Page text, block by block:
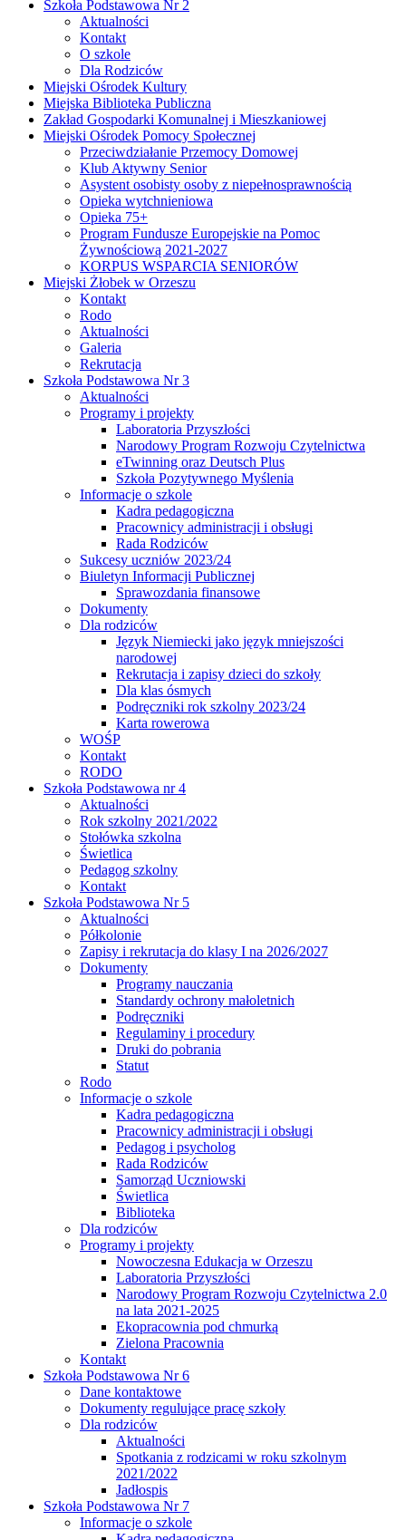
Szkoła Podstawowa Nr 2
Aktualności
Kontakt
O szkole
Dla Rodziców
Miejski Ośrodek Kultury
Miejska Biblioteka Publiczna
Zakład Gospodarki Komunalnej i Mieszkaniowej
Miejski Ośrodek Pomocy Społecznej
Przeciwdziałanie Przemocy Domowej
Klub Aktywny Senior
Asystent osobisty osoby z niepełnosprawnością
Opieka wytchnieniowa
Opieka 75+
Program Fundusze Europejskie na Pomoc
Żywnościową 2021-2027
KORPUS WSPARCIA SENIORÓW
Miejski Żłobek w Orzeszu
Kontakt
Rodo
Aktualności
Galeria
Rekrutacja
Szkoła Podstawowa Nr 3
Aktualności
Programy i projekty
Laboratoria Przyszłości
Narodowy Program Rozwoju Czytelnictwa
eTwinning oraz Deutsch Plus
Szkoła Pozytywnego Myślenia
Informacje o szkole
Kadra pedagogiczna
Pracownicy administracji i obsługi
Rada Rodziców
Sukcesy uczniów 2023/24
Biuletyn Informacji Publicznej
Sprawozdania finansowe
Dokumenty
Dla rodziców
Język Niemiecki jako język mniejszości
narodowej
Rekrutacja i zapisy dzieci do szkoły
Dla klas ósmych
Podręczniki rok szkolny 2023/24
Karta rowerowa
WOŚP
Kontakt
RODO
Szkoła Podstawowa nr 4
Aktualności
Rok szkolny 2021/2022
Stołówka szkolna
Świetlica
Pedagog szkolny
Kontakt
Szkoła Podstawowa Nr 5
Aktualności
Półkolonie
Zapisy i rekrutacja do klasy I na 2026/2027
Dokumenty
Programy nauczania
Standardy ochrony małoletnich
Podręczniki
Regulaminy i procedury
Druki do pobrania
Statut
Rodo
Informacje o szkole
Kadra pedagogiczna
Pracownicy administracji i obsługi
Pedagog i psycholog
Rada Rodziców
Samorząd Uczniowski
Świetlica
Biblioteka
Dla rodziców
Programy i projekty
Nowoczesna Edukacja w Orzeszu
Laboratoria Przyszłości
Narodowy Program Rozwoju Czytelnictwa 2.0
na lata 2021-2025
Ekopracownia pod chmurką
Zielona Pracownia
Kontakt
Szkoła Podstawowa Nr 6
Dane kontaktowe
Dokumenty regulujące pracę szkoły
Dla rodziców
Aktualności
Spotkania z rodzicami w roku szkolnym
2021/2022
Jadłospis
Szkoła Podstawowa Nr 7
Informacje o szkole